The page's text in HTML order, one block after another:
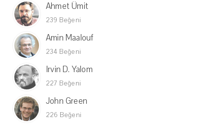
Ahmet Ümit
239 Beğeni
Amin Maalouf
234 Beğeni
Irvin D. Yalom
227 Beğeni
John Green
226 Beğeni